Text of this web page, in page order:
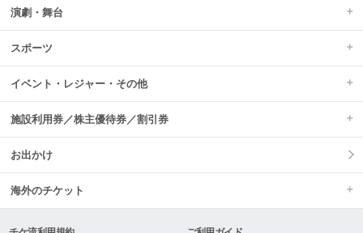
演劇・舞台
スポーツ
イベント・レジャー・その他
施設利用券／株主優待券／割引券
お出かけ
海外のチケット